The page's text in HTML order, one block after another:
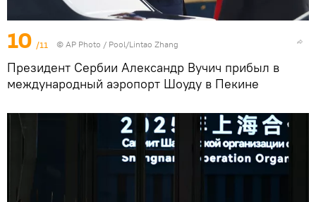
10 /11 © AP Photo / Pool/Lintao Zhang
Президент Сербии Александр Вучич прибыл в
международный аэропорт Шоуду в Пекине